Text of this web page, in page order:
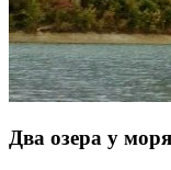
Два озера у